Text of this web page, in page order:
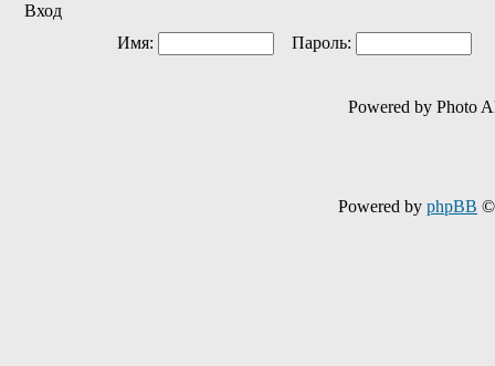
Вход
Имя:
Пароль:
Powered by Photo
Powered by phpBB ©